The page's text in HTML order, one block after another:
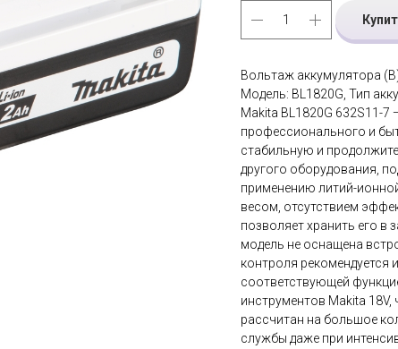
Вольтаж аккумулятора
Модель: BL1820G, Тип
Makita BL1820G 632S11-
профессионального и
стабильную и
другого оборудования,
применению литий-
весом, отсутствием
позволяет хранить его в
модель не оснащена
контроля рекомендуется
соответствующей
инструментов Makita
рассчитан на большое
службы даже при